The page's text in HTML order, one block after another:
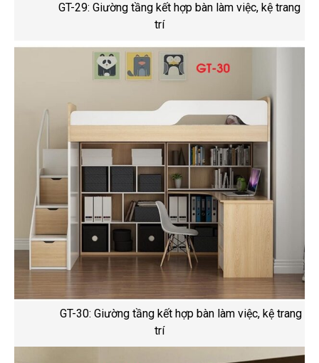
GT-29: Giường tầng kết hợp bàn làm việc, kệ trang
trí
GT-30: Giường tầng kết hợp bàn làm việc, kệ trang
trí